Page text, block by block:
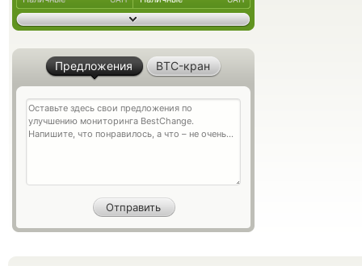
Предложения BTC-кран